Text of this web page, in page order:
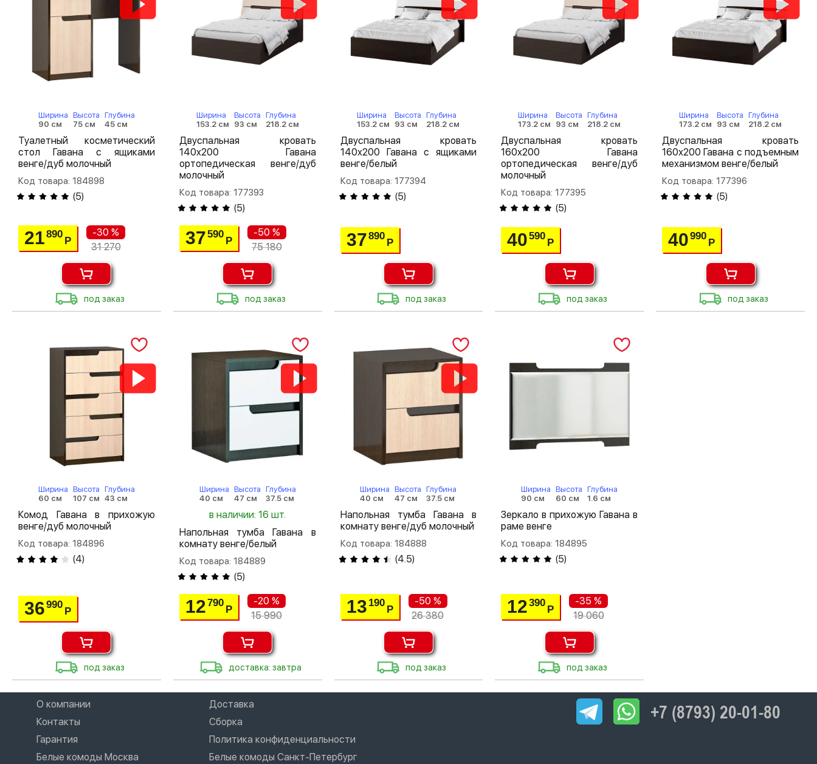
Ширина
90 см
Высота
75 см
Глубина
45 см
Туалетный косметический
стол Гавана с ящиками
венге/дуб молочный
Код товара: 184898
(5)
21890
Р
-30 %
31 270
под заказ
Ширина
153.2 см
Высота
93 см
Глубина
218.2 см
Двуспальная кровать
140х200 Гавана
ортопедическая венге/дуб
молочный
Код товара: 177393
(5)
37590
Р
-50 %
75 180
под заказ
Ширина
153.2 см
Высота
93 см
Глубина
218.2 см
Двуспальная кровать
140х200 Гавана с ящиками
венге/белый
Код товара: 177394
(5)
37890
Р
под заказ
Ширина
173.2 см
Высота
93 см
Глубина
218.2 см
Двуспальная кровать
160х200 Гавана
ортопедическая венге/дуб
молочный
Код товара: 177395
(5)
40590
Р
под заказ
Ширина
173.2 см
Высота
93 см
Глубина
218.2 см
Двуспальная кровать
160х200 Гавана с подъемным
механизмом венге/белый
Код товара: 177396
(5)
40990
Р
под заказ
Ширина
60 см
Высота
107 см
Глубина
43 см
Комод Гавана в прихожую
венге/дуб молочный
Код товара: 184896
(4)
36990
Р
под заказ
Ширина
40 см
Высота
47 см
Глубина
37.5 см
в наличии: 16 шт.
Напольная тумба Гавана в
комнату венге/белый
Код товара: 184889
(5)
12790
Р
-20 %
15 990
доставка: завтра
Ширина
40 см
Высота
47 см
Глубина
37.5 см
Напольная тумба Гавана в
комнату венге/дуб молочный
Код товара: 184888
(4.5)
13 190
Р
-50 %
26 380
под заказ
Ширина
90 см
Высота
60 см
Глубина
1.6 см
Зеркало в прихожую Гавана в
раме венге
Код товара: 184895
(5)
12390
Р
-35 %
19 060
под заказ
О компании
Доставка
Контакты
Сборка
Гарантия
Политика конфиденциальности
Белые комоды Москва
Белые комоды Санкт-Петербург
+7 (8793) 20-01-80